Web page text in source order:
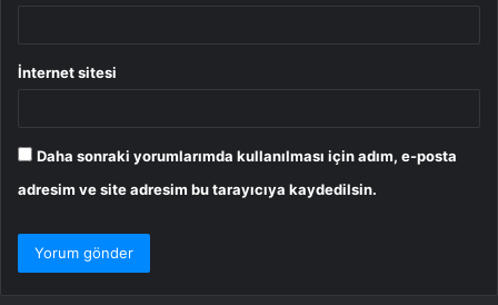
İnternet sitesi
Daha sonraki yorumlarımda kullanılması için adım, e-posta
adresim ve site adresim bu tarayıcıya kaydedilsin.